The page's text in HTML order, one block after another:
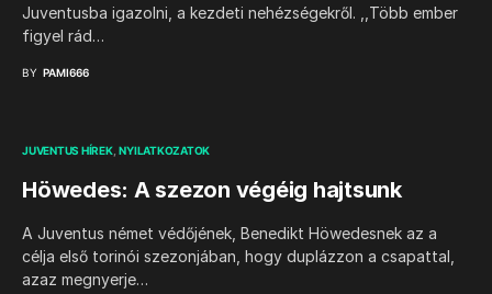
Juventusba igazolni, a kezdeti nehézségekről. ,,Több ember
figyel rád…
BY PAMI666
JUVENTUS HÍREK NYILATKOZATOK
Höwedes: A szezon végéig hajtsunk
A Juventus német védőjének, Benedikt Höwedesnek az a
célja első torinói szezonjában, hogy duplázzon a csapattal,
azaz megnyerje…